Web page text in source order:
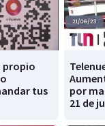
propio
tus
por
21 de